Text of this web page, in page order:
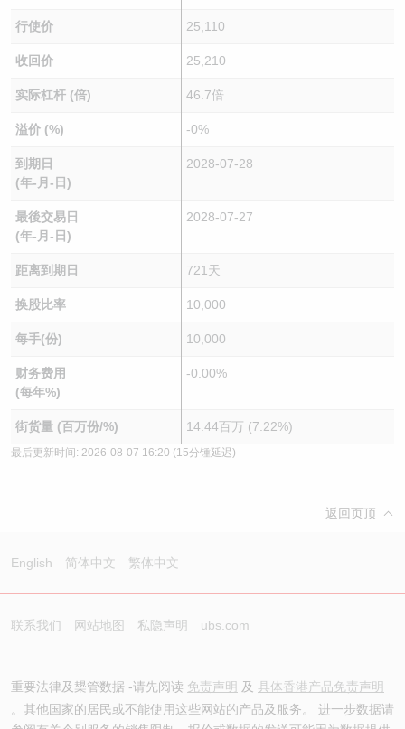
行使价 25,110
收回价 25,210
实际杠杆 (倍) 46.7倍
溢价 (%) -0%
到期日
(年-月-日)
2028-07-28
最後交易日
(年-月-日)
2028-07-27
距离到期日 721天
换股比率 10,000
每手(份) 10,000
财务费用
(每年%)
-0.00%
街货量 (百万份/%) 14.44百万 (7.22%)
最后更新时间: 2026-08-07 16:20 (15分锺延迟)
返回页顶
English 简体中文 繁体中文
联系我们 网站地图 私隐声明 ubs.com
重要法律及槼管数据 -请先阅读 免责声明 及 具体香港产品免责声明
。其他国家的居民或不能使用这些网站的产品及服务。 进一步数据请